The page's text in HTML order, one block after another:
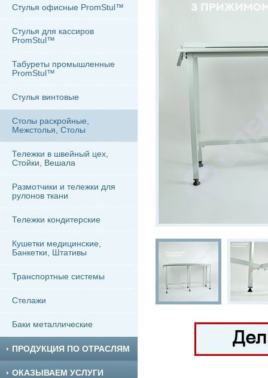
Стулья офисные PromStul™
Стулья для кассиров
PromStul™
Табуреты промышленные
PromStul™
Стулья винтовые
Столы раскройные,
Межстолья, Столы
Тележки в швейный цех,
Стойки, Вешала
Размотчики и тележки для
рулонов ткани
Тележки кондитерские
Кушетки медицинские,
Банкетки, Штативы
Транспортные системы
Стелажи
Баки металлические
ПРОДУКЦИЯ ПО ОТРАСЛЯМ
ОКАЗЫВАЕМ УСЛУГИ